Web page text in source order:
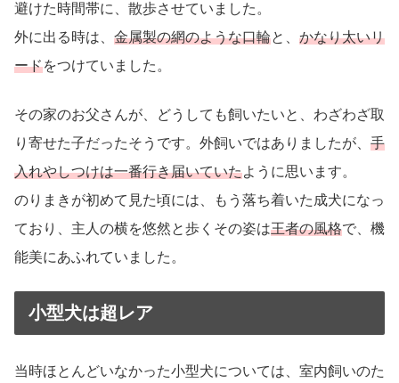
避けた時間帯に、散歩させていました。
外に出る時は、 金属製の網のような口輪と、 かなり太いリ
ードをつけていました。
その家のお父さんが、どうしても飼いたいと、わざわざ取
り寄せた子だったそうです。外飼いではありましたが、 手
入れやしつけは一番行き届いていたように思います。
のりまきが初めて見た頃には、もう落ち着いた成犬になっ
ており、主人の横を悠然と歩くその姿は王者の風格で、機
能美にあふれていました。
小型犬は超レア
当時ほとんどいなかった小型犬については、室内飼いのた